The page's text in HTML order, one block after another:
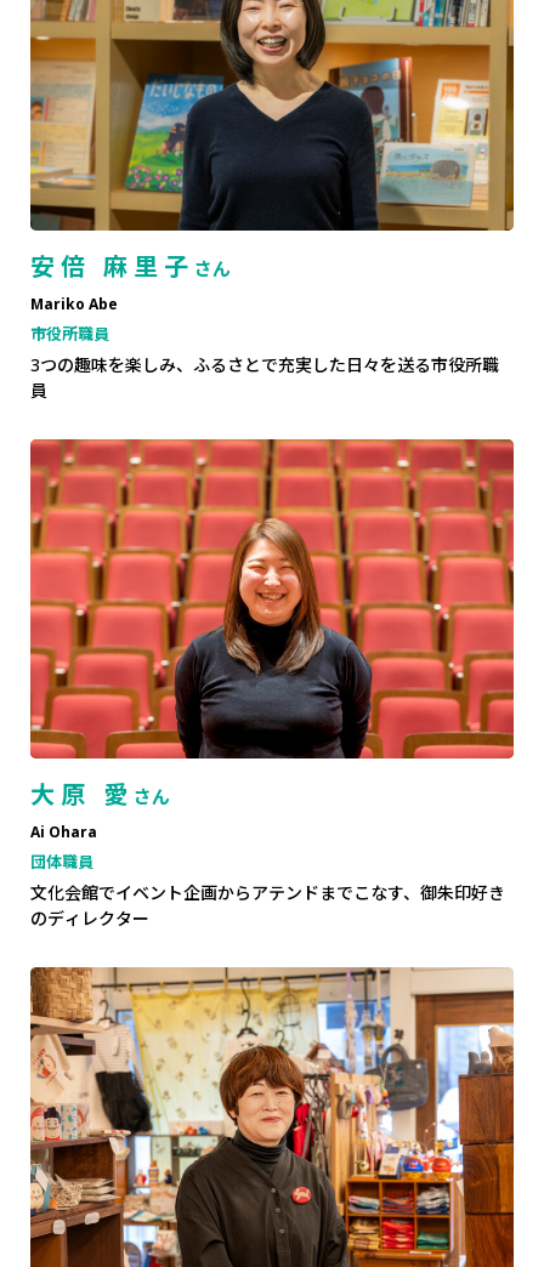
安倍 麻里子 さん
Mariko Abe
市役所職員
3つの趣味を楽しみ、ふるさとで充実した日々を送る市役所職
員
大原 愛 さん
Ai Ohara
団体職員
文化会館でイベント企画からアテンドまでこなす、御朱印好き
のディレクター